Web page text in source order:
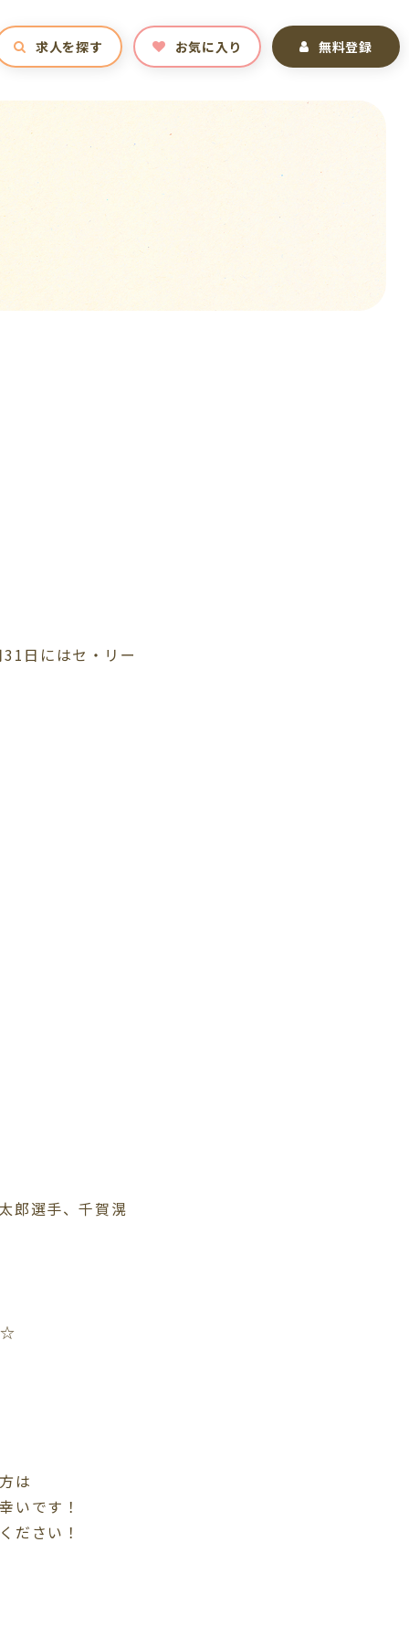
求人を探す お気に入り 無料登録
日にはセ・リー
郎選手、千賀滉
は
いです！
ださい！